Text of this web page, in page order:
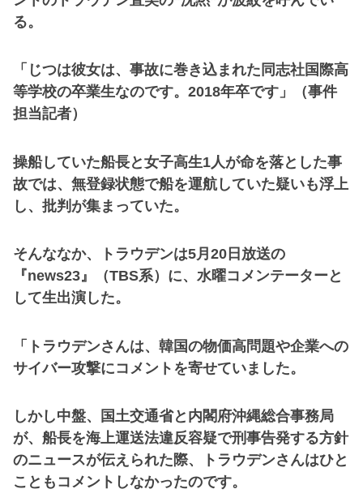
る。
「じつは彼女は、事故に巻き込まれた同志社国際高
等学校の卒業生なのです。2018年卒です」（事件
担当記者）
操船していた船長と女子高生1人が命を落とした事
故では、無登録状態で船を運航していた疑いも浮上
し、批判が集まっていた。
そんななか、トラウデンは5月20日放送の
『news23』（TBS系）に、水曜コメンテーターと
して生出演した。
「トラウデンさんは、韓国の物価高問題や企業への
サイバー攻撃にコメントを寄せていました。
しかし中盤、国土交通省と内閣府沖縄総合事務局
が、船長を海上運送法違反容疑で刑事告発する方針
のニュースが伝えられた際、トラウデンさんはひと
こともコメントしなかったのです。